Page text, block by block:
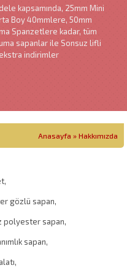
kapsamında, 25mm Mini
Boy 40mmlere, 50mm
Spanzetlere kadar, tüm
sapanlar ile Sonsuz lifli
indirimler
Anasayfa » Hakkımızda
gözlü sapan,
polyester sapan,
sapan,